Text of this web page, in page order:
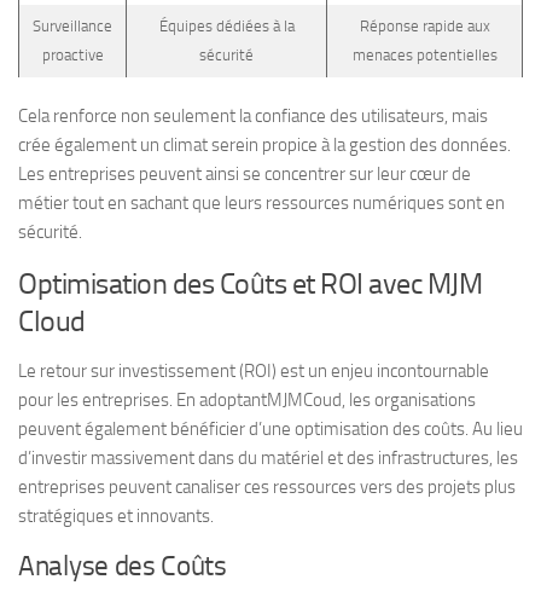
Surveillance
proactive
Équipes dédiées à la
sécurité
Réponse rapide aux
menaces potentielles
Cela renforce non seulement la confiance des utilisateurs, mais
crée également un climat serein propice à la gestion des données.
Les entreprises peuvent ainsi se concentrer sur leur cœur de
métier tout en sachant que leurs ressources numériques sont en
sécurité.
Optimisation des Coûts et ROI avec MJM
Cloud
Le retour sur investissement (ROI) est un enjeu incontournable
pour les entreprises. En adoptantMJMCoud, les organisations
peuvent également bénéficier d’une optimisation des coûts. Au lieu
d’investir massivement dans du matériel et des infrastructures, les
entreprises peuvent canaliser ces ressources vers des projets plus
stratégiques et innovants.
Analyse des Coûts